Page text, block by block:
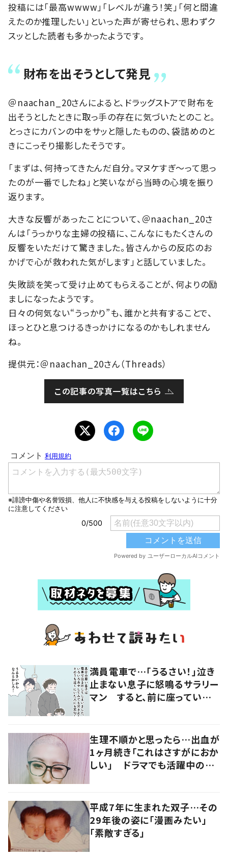
投稿には「最高wwww」「レベルが違う！笑」「何と間違
えたのか推理したい」といった声が寄せられ、思わずク
スッとした読者も多かったようです。
財布を出そうとして発見
＠naachan_20さんによると、ドラッグストアで財布を
出そうとしたときに取っ手の存在に気づいたとのこと。
とっさにカバンの中をサッと隠したものの、袋詰めのと
きにこっそり撮影したそうです。
「まずは、何持ってきたんだ自分。マヌケすぎ〜って思っ
たのが一番でしたね」と笑いながら当時の心境を振り
返ります。
大きな反響があったことについて、＠naachan_20さ
んは「うっかりな主婦の投稿に、こんなにもたくさんの
反響をいただけて驚きました。皆さんからの反応のお
かげで心が救われた気がします」と話していました。
失敗談を笑って受け止めてもらえることが、何よりの励
ましになったようです。
日々の何気ない“うっかり”も、誰かと共有することで、
ほっとひと息つけるきっかけになるのかもしれません
ね。
提供元：＠naachan_20さん（Threads）
この記事の写真一覧はこちら
満員電車で…「うるさい！」泣き
止まない息子に怒鳴るサラリー
マン すると、前に座っていた
生理不順かと思ったら…出血が
1ヶ月続き「これはさすがにおか
しい」 ドラマでも活躍中の女
平成7年に生まれた双子…その
29年後の姿に「漫画みたい」
「素敵すぎる」